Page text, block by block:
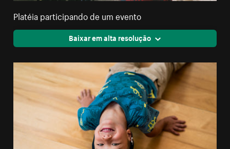
Platéia participando de um evento
Baixar em alta resolução